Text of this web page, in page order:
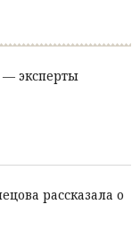
— эксперты
рассказала о